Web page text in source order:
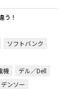
う！
ソフトバンク
機
デル／Dell
デンソー